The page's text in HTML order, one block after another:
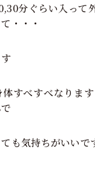
分ぐらい入って
・・・
すべすべなりま
ても気持ちがいい